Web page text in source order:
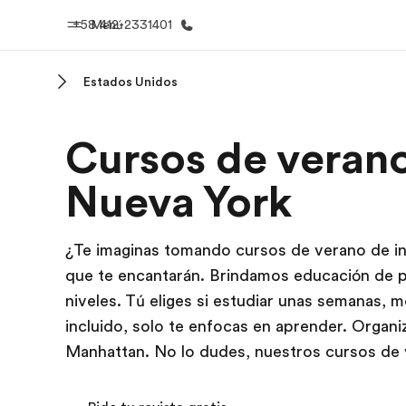
Menú
+58 412-2331401
Bienvenido a EF Ver todo lo
Estados Unidos
Cursos de
Nueva York
¿Te imaginas tomando cursos de verano de
que te encantarán. Brindamos educación de
niveles. Tú eliges si estudiar unas semanas,
incluido, solo te enfocas en aprender.
Manhattan. No lo dudes, nuestros cursos